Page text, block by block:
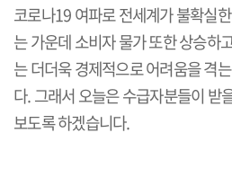
코로나19 여파로 전세계가 불확실
는 가운데 소비자 물가 또한 상승하
는 더더욱 경제적으로 어려움을 격
다. 그래서 오늘은 수급자분들이 받
보도록 하겠습니다.